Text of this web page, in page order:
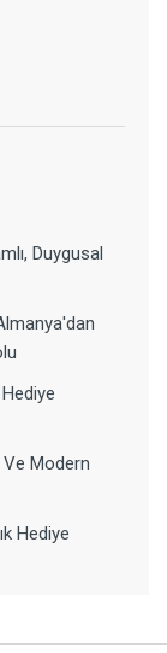
Duygusal
Modern
Hediye